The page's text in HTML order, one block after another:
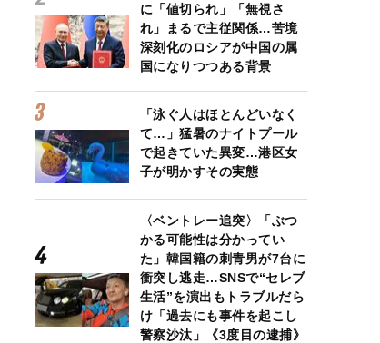
に「値切られ」「無視さ
れ」まるで主従関係…苦境
深刻化のロシアが中国の属
国になりつつある背景
「泳ぐ人はほとんどいなく
て…」猛暑のナイトプール
で起きていた異変…港区女
子が明かすその実態
〈ベントレー追突〉「ぶつ
かる可能性は分かってい
た」韓国籍の刺青男が7台に
衝突し逃走…SNSで“セレブ
生活”を演出もトラブルだら
け「過去にも事件を起こし
警察沙汰」《3度目の逮捕》